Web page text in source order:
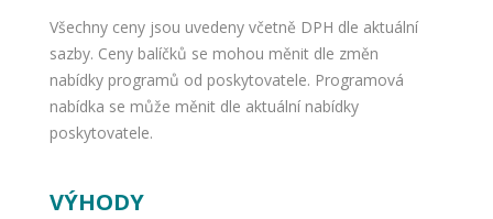
Všechny ceny jsou uvedeny včetně DPH dle aktuální
sazby. Ceny balíčků se mohou měnit dle změn
nabídky programů od poskytovatele. Programová
nabídka se může měnit dle aktuální nabídky
poskytovatele.
VÝHODY